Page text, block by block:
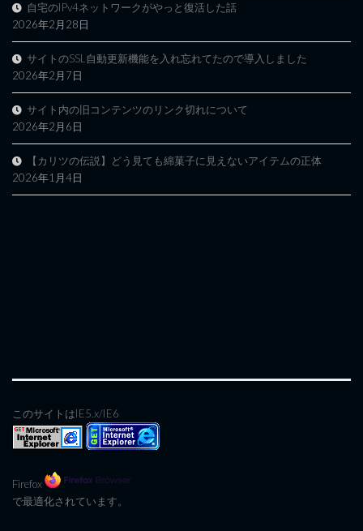
自宅のIPv4ネットワークがやっと復活した話
2026年2月28日
サイトのSSL自動更新機能を入れ忘れてたので導入しました
2026年2月7日
サイト内の旧コンテンツのリンク切れについて
2026年2月6日
【カリツの伝説】どう見ても綿菓子に見えないアイテムの正体
2026年1月4日
このサイトはIE5.x/IE6
Firefox
で最適化されています。